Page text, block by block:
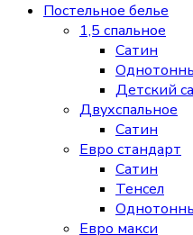
Постельное белье
1,5 спальное
Сатин
Детский
Двухспальное
Сатин
Евро стандарт
Сатин
Тенсел
Евро макси